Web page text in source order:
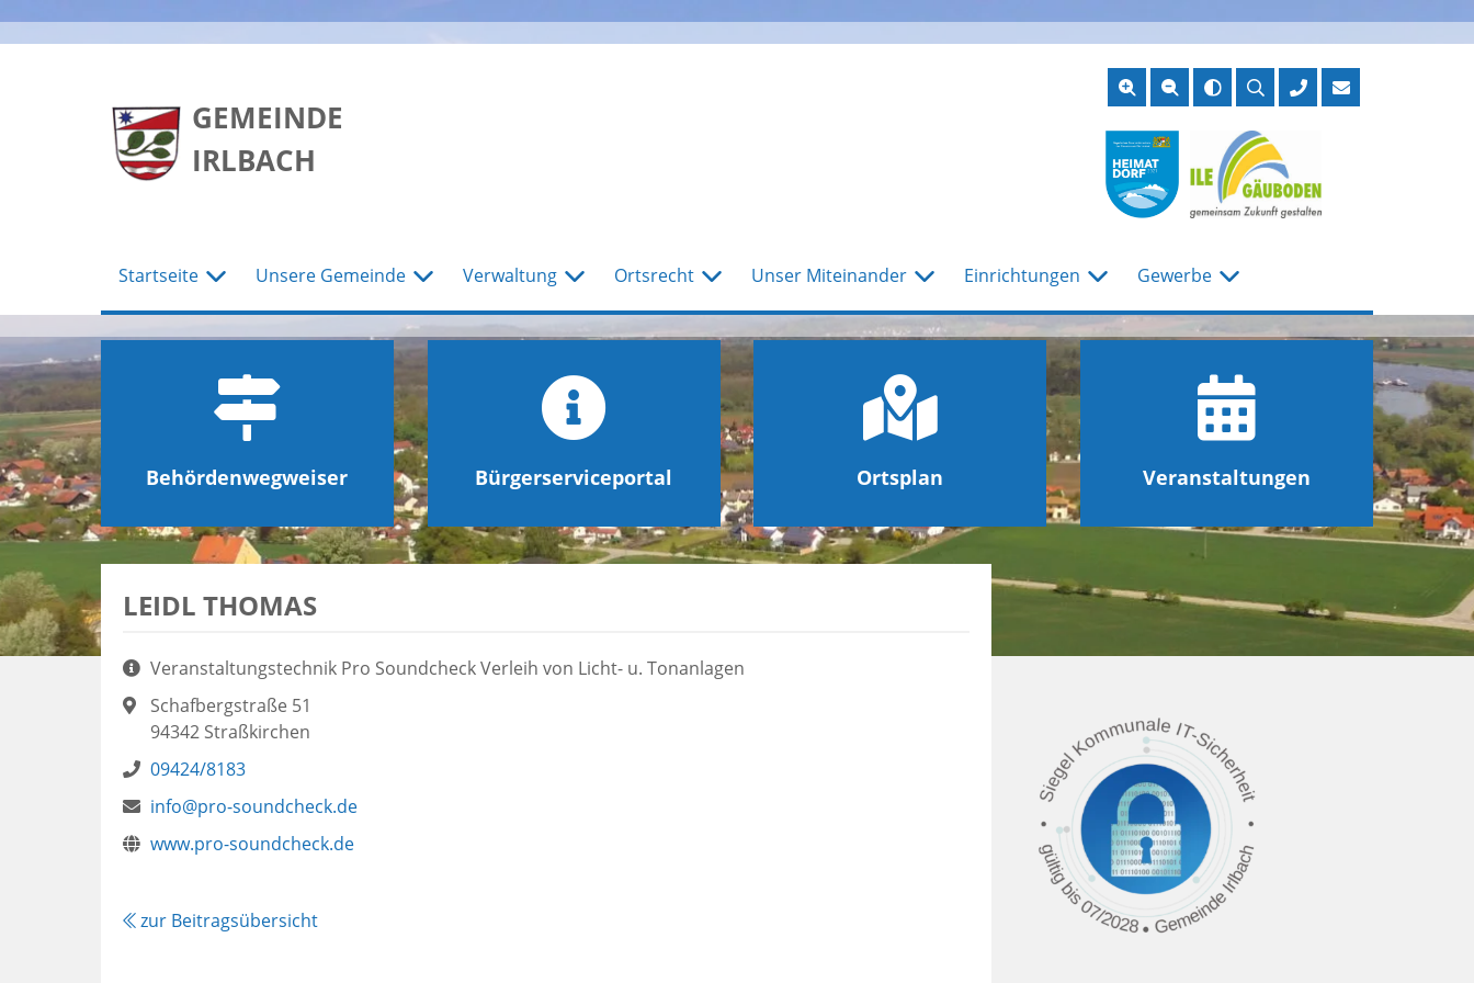
GEMEINDE
IRLBACH
Suche
Startseite Unsere Gemeinde Verwaltung Ortsrecht Unser Miteinander Einrichtungen Gewerbe
Behördenwegweiser Bürgerserviceportal Ortsplan Veranstaltungen
LEIDL THOMAS
Aufgaben:
Veranstaltungstechnik Pro Soundcheck Verleih von Licht- u. Tonanlagen
Adresse:
Schafbergstraße 51
94342 Straßkirchen
Telefon:
09424/8183
E-
Mail:
info@pro-soundcheck.de
Webseite:
www.pro-soundcheck.de
zur Beitragsübersicht